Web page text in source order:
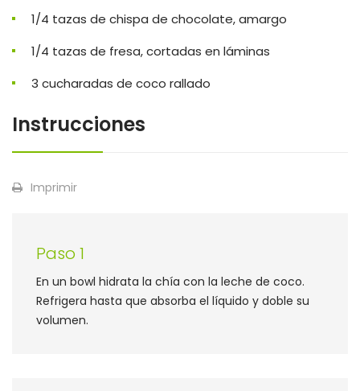
1/4 tazas de chispa de chocolate, amargo
1/4 tazas de fresa, cortadas en láminas
3 cucharadas de coco rallado
Instrucciones
Imprimir
Paso 1
En un bowl hidrata la chía con la leche de coco.
Refrigera hasta que absorba el líquido y doble su
volumen.